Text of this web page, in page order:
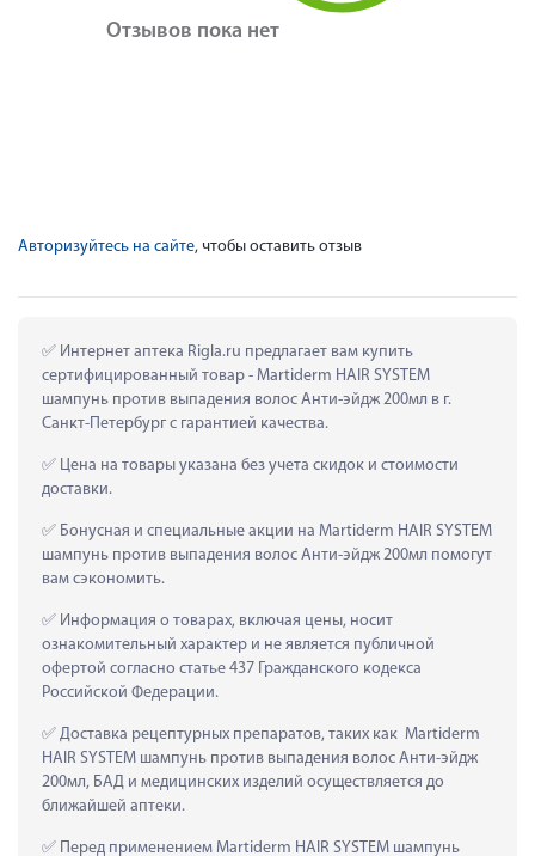
Отзывов пока нет
Авторизуйтесь на сайте, чтобы оставить отзыв
Интернет аптека Rigla.ru предлагает вам купить
сертифицированный товар - Martiderm HAIR SYSTEM
шампунь против выпадения волос Анти-эйдж 200мл в г.
Санкт-Петербург с гарантией качества.
Цена на товары указана без учета скидок и стоимости
доставки.
Бонусная и специальные акции на Martiderm HAIR SYSTEM
шампунь против выпадения волос Анти-эйдж 200мл помогут
вам сэкономить.
Информация о товарах, включая цены, носит
ознакомительный характер и не является публичной
офертой согласно статье 437 Гражданского кодекса
Российской Федерации.
Доставка рецептурных препаратов, таких как  Martiderm
HAIR SYSTEM шампунь против выпадения волос Анти-эйдж
200мл, БАД и медицинских изделий осуществляется до
ближайшей аптеки.
Перед применением Martiderm HAIR SYSTEM шампунь